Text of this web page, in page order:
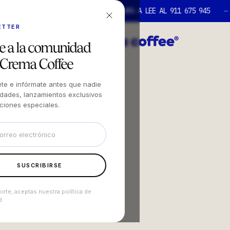
TIENDAS ¿PREGUNTAS? LLAMA A LEE AL 911 675 945 —
a la comunidad
Coffee
e infórmate antes que nadie
lanzamientos exclusivos
especiales.
SUSCRIBIRSE
aceptas nuestra política de